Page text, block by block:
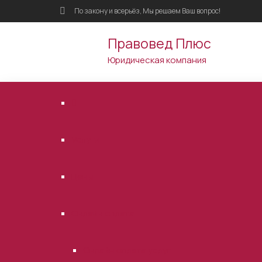
По закону и всерьёз, Мы решаем Ваш вопрос!
Правовед Плюс
Юридическая компания